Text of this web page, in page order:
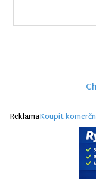
ReklamaKoupit